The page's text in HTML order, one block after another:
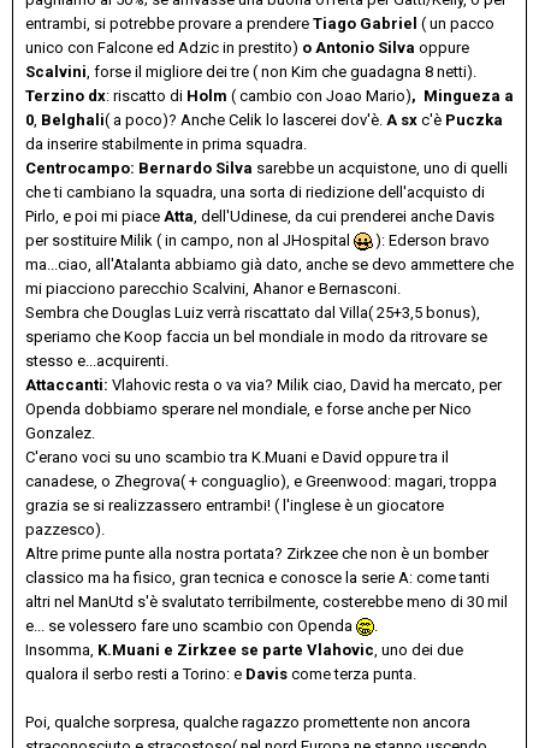
entrambi, si potrebbe provare a prendere Tiago Gabriel ( un pacco
unico con Falcone ed Adzic in prestito) o Antonio Silva oppure
Scalvini, forse il migliore dei tre ( non Kim che guadagna 8 netti).
Terzino dx: riscatto di Holm ( cambio con Joao Mario), Mingueza a
0, Belghali( a poco)? Anche Celik lo lascerei dov'è. A sx c'è Puczka
da inserire stabilmente in prima squadra.
Centrocampo: Bernardo Silva sarebbe un acquistone, uno di quelli
che ti cambiano la squadra, una sorta di riedizione dell'acquisto di
Pirlo, e poi mi piace Atta, dell'Udinese, da cui prenderei anche Davis
per sostituire Milik ( in campo, non al JHospital
): Ederson bravo
ma...ciao, all'Atalanta abbiamo già dato, anche se devo ammettere che
mi piacciono parecchio Scalvini, Ahanor e Bernasconi.
Sembra che Douglas Luiz verrà riscattato dal Villa( 25+3,5 bonus),
speriamo che Koop faccia un bel mondiale in modo da ritrovare se
stesso e...acquirenti.
Attaccanti: Vlahovic resta o va via? Milik ciao, David ha mercato, per
Openda dobbiamo sperare nel mondiale, e forse anche per Nico
Gonzalez.
C'erano voci su uno scambio tra K.Muani e David oppure tra il
canadese, o Zhegrova( + conguaglio), e Greenwood: magari, troppa
grazia se si realizzassero entrambi! ( l'inglese è un giocatore
pazzesco).
Altre prime punte alla nostra portata? Zirkzee che non è un bomber
classico ma ha fisico, gran tecnica e conosce la serie A: come tanti
altri nel ManUtd s'è svalutato terribilmente, costerebbe meno di 30 mil
e... se volessero fare uno scambio con Openda
.
Insomma, K.Muani e Zirkzee se parte Vlahovic, uno dei due
qualora il serbo resti a Torino: e Davis come terza punta.
Poi, qualche sorpresa, qualche ragazzo promettente non ancora